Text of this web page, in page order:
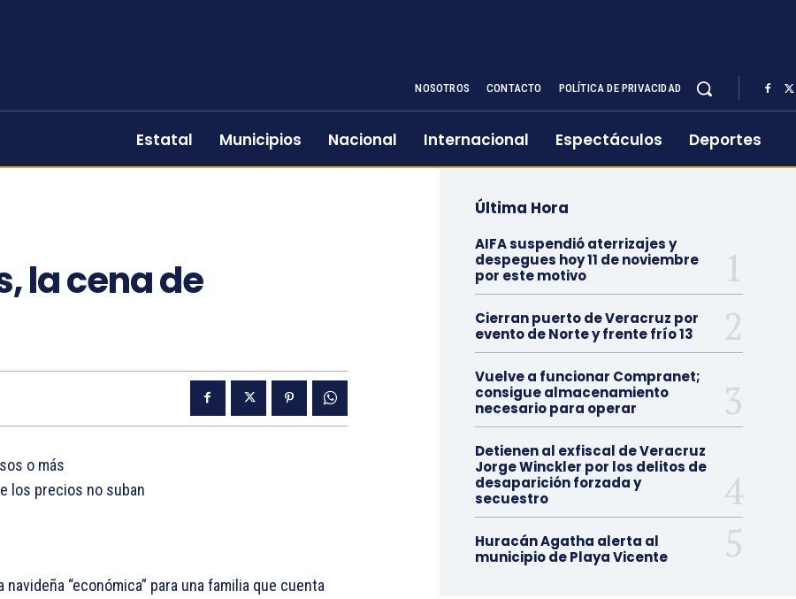
NOSOTROS CONTACTO POLÍTICA DE PRIVACIDAD
Estatal Municipios Nacional Internacional Espectáculos Deportes
la cena de
o más
los precios no suban
“económica” para una familia que cuenta
Última Hora
AIFA suspendió aterrizajes y
despegues hoy 11 de noviembre
por este motivo
Cierran puerto de Veracruz por
evento de Norte y frente frío 13
Vuelve a funcionar Compranet;
consigue almacenamiento
necesario para operar
Detienen al exfiscal de Veracruz
Jorge Winckler por los delitos de
desaparición forzada y
secuestro
Huracán Agatha alerta al
municipio de Playa Vicente